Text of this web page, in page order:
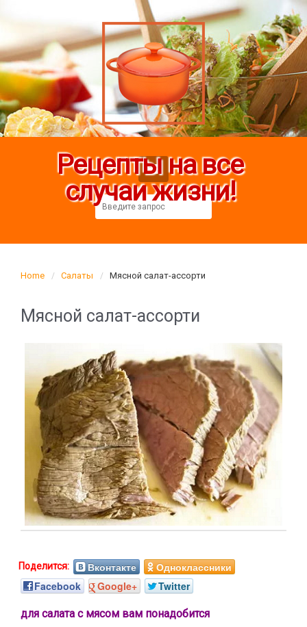
Рецепты на все
случаи жизни!
Home Салаты Мясной салат-ассорти
Мясной салат-ассорти
Вконтакте
Одноклассники
Facebook
Google+ Twitter
для салата с мясом вам понадобится